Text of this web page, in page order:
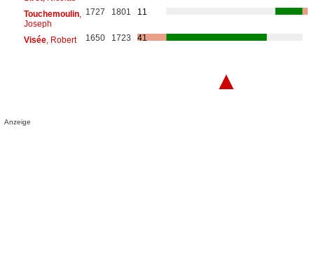
Touchemoulin,
Joseph
1727 1801 11
Visée, Robert 1650 1723 41
▲
Anzeige